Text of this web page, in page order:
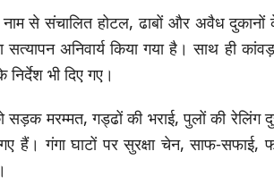
नाम से संचालित होटल, ढाबों और अवैध दुकानों
अनिवार्य किया गया है। साथ ही
भी दिए गए।
सड़क मरम्मत, गड्ढों की भराई, पुलों की
हैं। गंगा घाटों पर सुरक्षा चेन, साफ-